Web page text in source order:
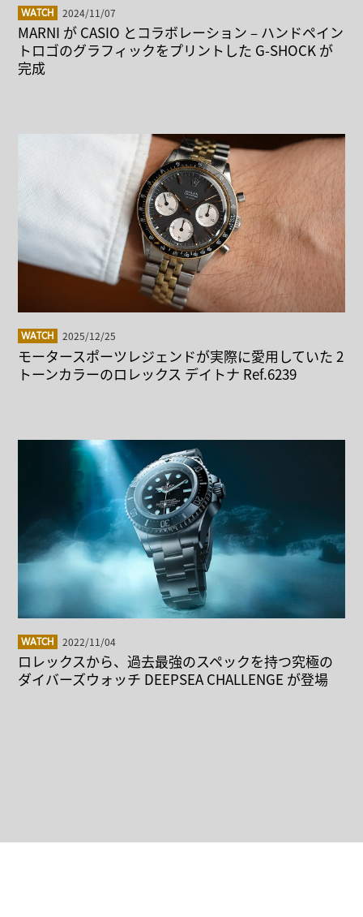
WATCH 2024/11/07
MARNI が CASIO とコラボレーション – ハンドペイン
トロゴのグラフィックをプリントした G-SHOCK が
完成
WATCH 2025/12/25
モータースポーツレジェンドが実際に愛用していた 2
トーンカラーのロレックス デイトナ Ref.6239
WATCH 2022/11/04
ロレックスから、過去最強のスペックを持つ究極の
ダイバーズウォッチ DEEPSEA CHALLENGE が登場